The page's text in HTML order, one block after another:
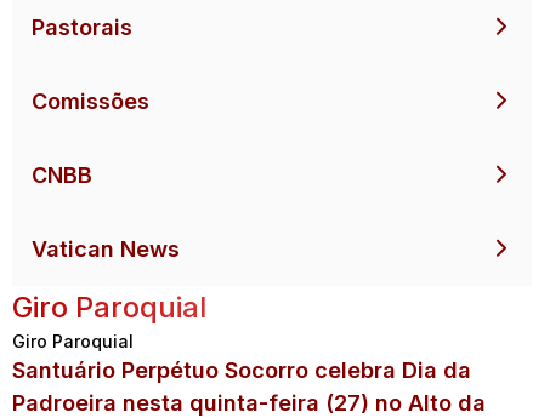
Pastorais
Comissões
CNBB
Vatican News
Giro Paroquial
Giro Paroquial
Santuário Perpétuo Socorro celebra Dia da
Padroeira nesta quinta-feira (27) no Alto da